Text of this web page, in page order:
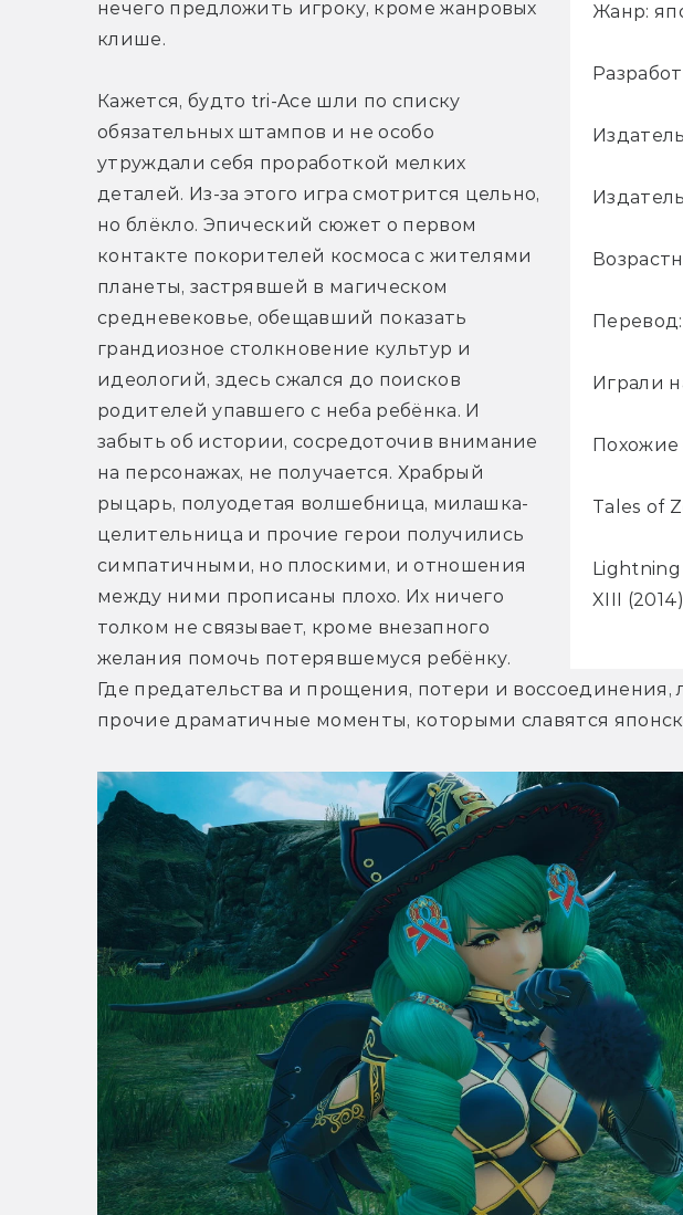
Жанр:
Играли
Похожие
Tales of
Lightning
XIII (2014)
нечего предложить игроку, кроме жанровых
клише.
Кажется, будто tri-Ace шли по списку
обязательных штампов и не особо
утруждали себя проработкой мелких
деталей. Из-за этого игра смотрится цельно,
но блёкло. Эпический сюжет о первом
контакте покорителей космоса с жителями
планеты, застрявшей в магическом
средневековье, обещавший показать
грандиозное столкновение культур и
идеологий, здесь сжался до поисков
родителей упавшего с неба ребёнка. И
забыть об истории, сосредоточив внимание
на персонажах, не получается. Храбрый
рыцарь, полуодетая волшебница, милашка-
целительница и прочие герои получились
симпатичными, но плоскими, и отношения
между ними прописаны плохо. Их ничего
толком не связывает, кроме внезапного
желания помочь потерявшемуся ребёнку.
Где предательства и прощения, потери и
прочие драматичные моменты, которыми славятся